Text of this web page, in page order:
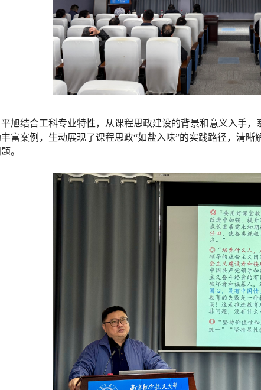
平旭结合工科专业特性，从课程思政建设的背景和意义 入手，
富案例，生动展现了课程思政“如盐入 味”的实践路径，清晰
。